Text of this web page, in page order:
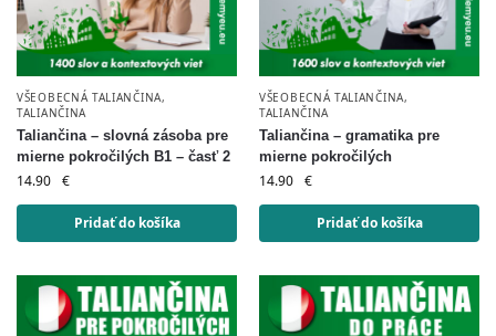
VŠEOBECNÁ TALIANČINA,
TALIANČINA
Taliančina – slovná zásoba pre
mierne pokročilých B1 – časť 2
14.90 €
Pridať do košíka
VŠEOBECNÁ TALIANČINA,
TALIANČINA
Taliančina – gramatika pre
mierne pokročilých
14.90 €
Pridať do košíka